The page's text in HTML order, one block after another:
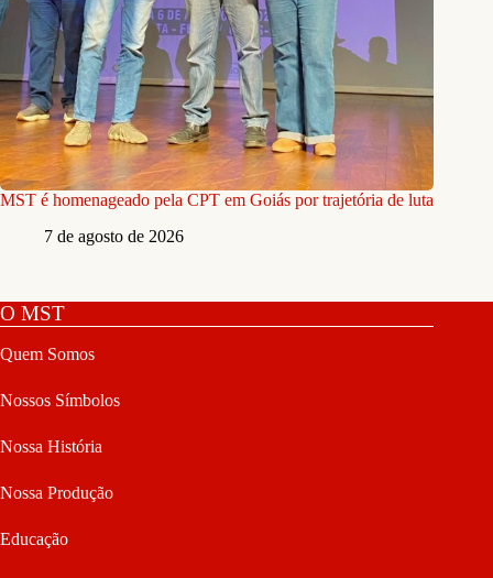
MST é homenageado pela CPT em Goiás por trajetória de luta
7 de agosto de 2026
O MST
Quem Somos
Nossos Símbolos
Nossa História
Nossa Produção
Educação